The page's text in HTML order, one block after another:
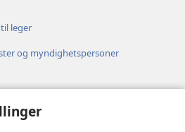
leger
og myndighetspersoner